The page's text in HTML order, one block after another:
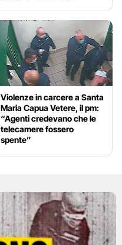
Violenze in carcere a Santa
Maria Capua Vetere, il pm:
“Agenti credevano che le
telecamere fossero
spente”